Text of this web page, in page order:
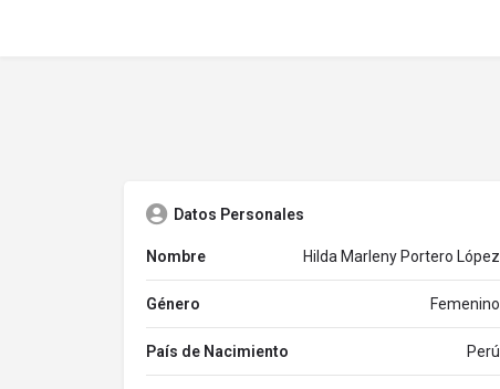
Datos Personales
Nombre Hilda Marleny Portero López
Género Femenino
País de Nacimiento Perú